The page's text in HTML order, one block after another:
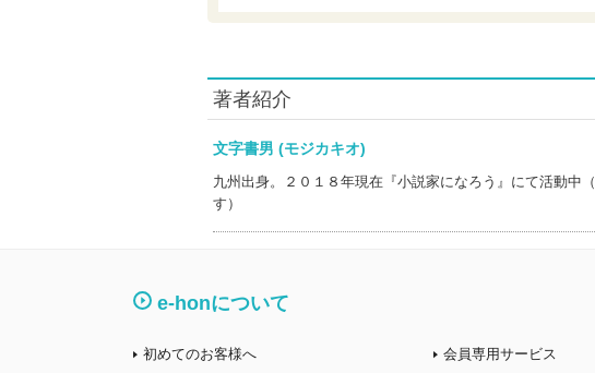
著者紹介
文字書男 (モジカキオ)
九州出身。２０１８年現在『小説家になろう』にて活動中
す）
e-honについて
初めてのお客様へ
会員専用サービス